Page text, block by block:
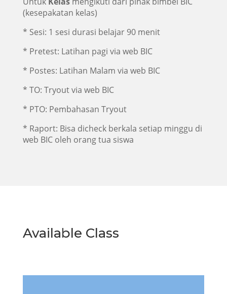
(kesepakatan kelas)
* Sesi: 1 sesi durasi belajar 90 menit
* Pretest: Latihan pagi via web BIC
* Postes: Latihan Malam via web BIC
* TO: Tryout via web BIC
* PTO: Pembahasan Tryout
* Raport: Bisa dicheck berkala setiap minggu di
web BIC oleh orang tua siswa
Available Class